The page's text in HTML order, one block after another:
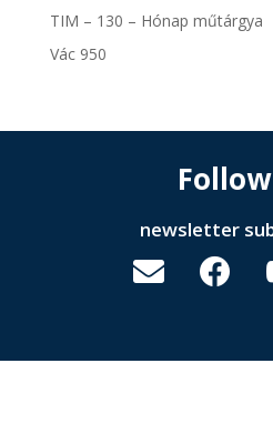
TIM – 130 – Hónap műtárgya
Vác 950
newsletter
 